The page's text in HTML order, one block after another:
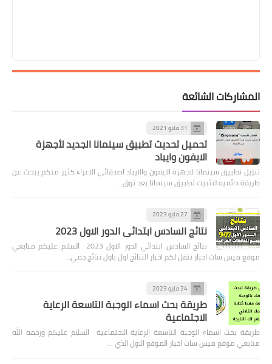
الشائعة
31 مايو 2021
تحميل تحديث تطبيق سينمانا الجديد لأجهزة
الايفون وايباد
سينمانا لاجهزة الايفون والايباد اصدقائي الاعزاء كثير منكم يبحث عن
لتثبيت تطبيق سينمانا بعد توق…
27 مايو 2023
نتائج السادس ابتدائي الدور الاول 2023
نتائج السادس ابتدائي الدور الاول 2023 السلام عليكم متابعي
اخبار ننقل لكم اخبار النتائج اول باول نتائج جمي…
طريقة بحث اسماء الوجبة التاسعة الرعاية
الاجتماعية
اسماء الوجبة التاسعة الرعاية الاجتماعية السلام عليكم ورحمه الله
ميس سات اخبار الموقع الاول الذي …